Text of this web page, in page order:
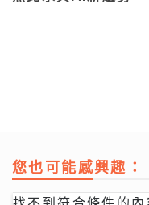
您也可能感興趣：
找不到符合條件的內